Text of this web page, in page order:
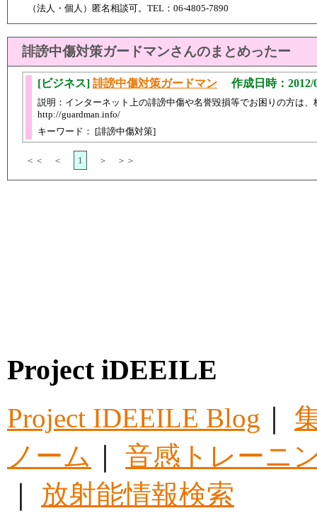
（法人・個人）匿名相談可。TEL：06-4805-7890
誹謗中傷対策ガードマンさんのまとめったー
[ビジネス] 誹謗中傷対策ガードマン 作成日時：2012/
説明：インターネット上の誹謗中傷や名誉毀損等でお困りの方は
http://guardman.info/
キーワード： [誹謗中傷対策]
＜＜ ＜ 1 ＞ ＞＞
Project iDEEILE
Project IDEEILE Blog
ノーム
音感トレーニ
放射能情報検索